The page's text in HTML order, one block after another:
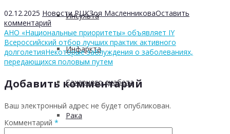
Инсульта
Инфаркта
Сахарного диабета
Рака
02.12.2025 Новости РЦКЗоя МасленниковаОставить
комментарий
АНО «Национальные приоритеты» объявляет IY
Всероссийский отбор лучших практик активного
долголетияНекоторые заблуждения о заболеваниях,
передающихся половым путем
Добавить комментарий
Ваш электронный адрес не будет опубликован.
Комментарий *